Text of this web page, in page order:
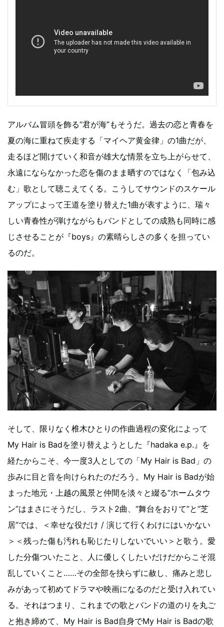
アルバム冒頭を飾る“君が海”もそうだ。過去の恋と青春を
夏の海に重ねて疾走する「マイヘア黄金律」の1曲だが、
走るほど開けていく和音が雄大な情景を立ち上がらせて、
永遠にならなかった恋を傷のまま晒すのではなく「包み込
む」歌として聴こえてくる。こうしてサウンドのスケール
アップによって王道を塗り替えた1曲が表すように、瑞々
しい青春性が弾けながらもバンドとしての成熟も同時に感
じさせることが『boys』の素晴らしさの多くを担ってい
るのだ。
そして、限りなく椎木ひとりの作曲過程の変化によって
My Hair is Badを塗り替えようとした『hadaka e.p.』を
経たからこそ、今一度3人としての「My Hair is Bad」の
歩みに目と音を向けられたのだろう。My Hair is Badが始
まった地元・上越の風景と仲間を淡々と綴る“ホームタウ
ン”はまさにそうだし、ラスト2曲、“舞台をおりて”と“芝
居”では、＜幸せな役だけ / 演じて行くわけにはいかない
＞＜残った傷も汚れも恥じたりしないでいい＞と歌う。愛
した分傷ついたこと、人に優しくしたいだけだからこそ混
乱していくこと……その全部を抉らずに赦し、痛みと悲し
みがあって初めてドラマや映画になるのだと受け入れてい
る。それはつまり、これまでの歌とバンドの道のりを丸ご
と抱き締めて、My Hair is Bad自身でMy Hair is Badの歌